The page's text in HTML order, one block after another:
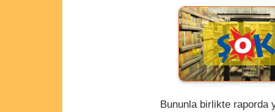
Bununla birlikte raporda